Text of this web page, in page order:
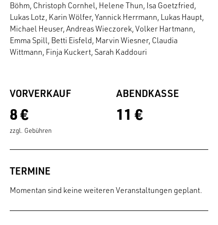
Böhm, Christoph Cornhel, Helene Thun, Isa Goetzfried,
Lukas Lotz, Karin Wölfer, Yannick Herrmann, Lukas Haupt,
Michael Heuser, Andreas Wieczorek, Volker Hartmann,
Emma Spill, Betti Eisfeld, Marvin Wiesner, Claudia
Wittmann, Finja Kuckert, Sarah Kaddouri
VORVERKAUF
8 €
zzgl. Gebühren
ABENDKASSE
11 €
TERMINE
Momentan sind keine weiteren Veranstaltungen geplant.